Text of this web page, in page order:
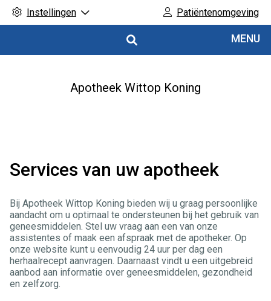
Instellingen Patiëntenomgeving
MENU
Apotheek Wittop Koning
Services van uw apotheek
Bij Apotheek Wittop Koning bieden wij u graag persoonlijke
aandacht om u optimaal te ondersteunen bij het gebruik van
geneesmiddelen. Stel uw vraag aan een van onze
assistentes of maak een afspraak met de apotheker. Op
onze website kunt u eenvoudig 24 uur per dag een
herhaalrecept aanvragen. Daarnaast vindt u een uitgebreid
aanbod aan informatie over geneesmiddelen, gezondheid
en zelfzorg.